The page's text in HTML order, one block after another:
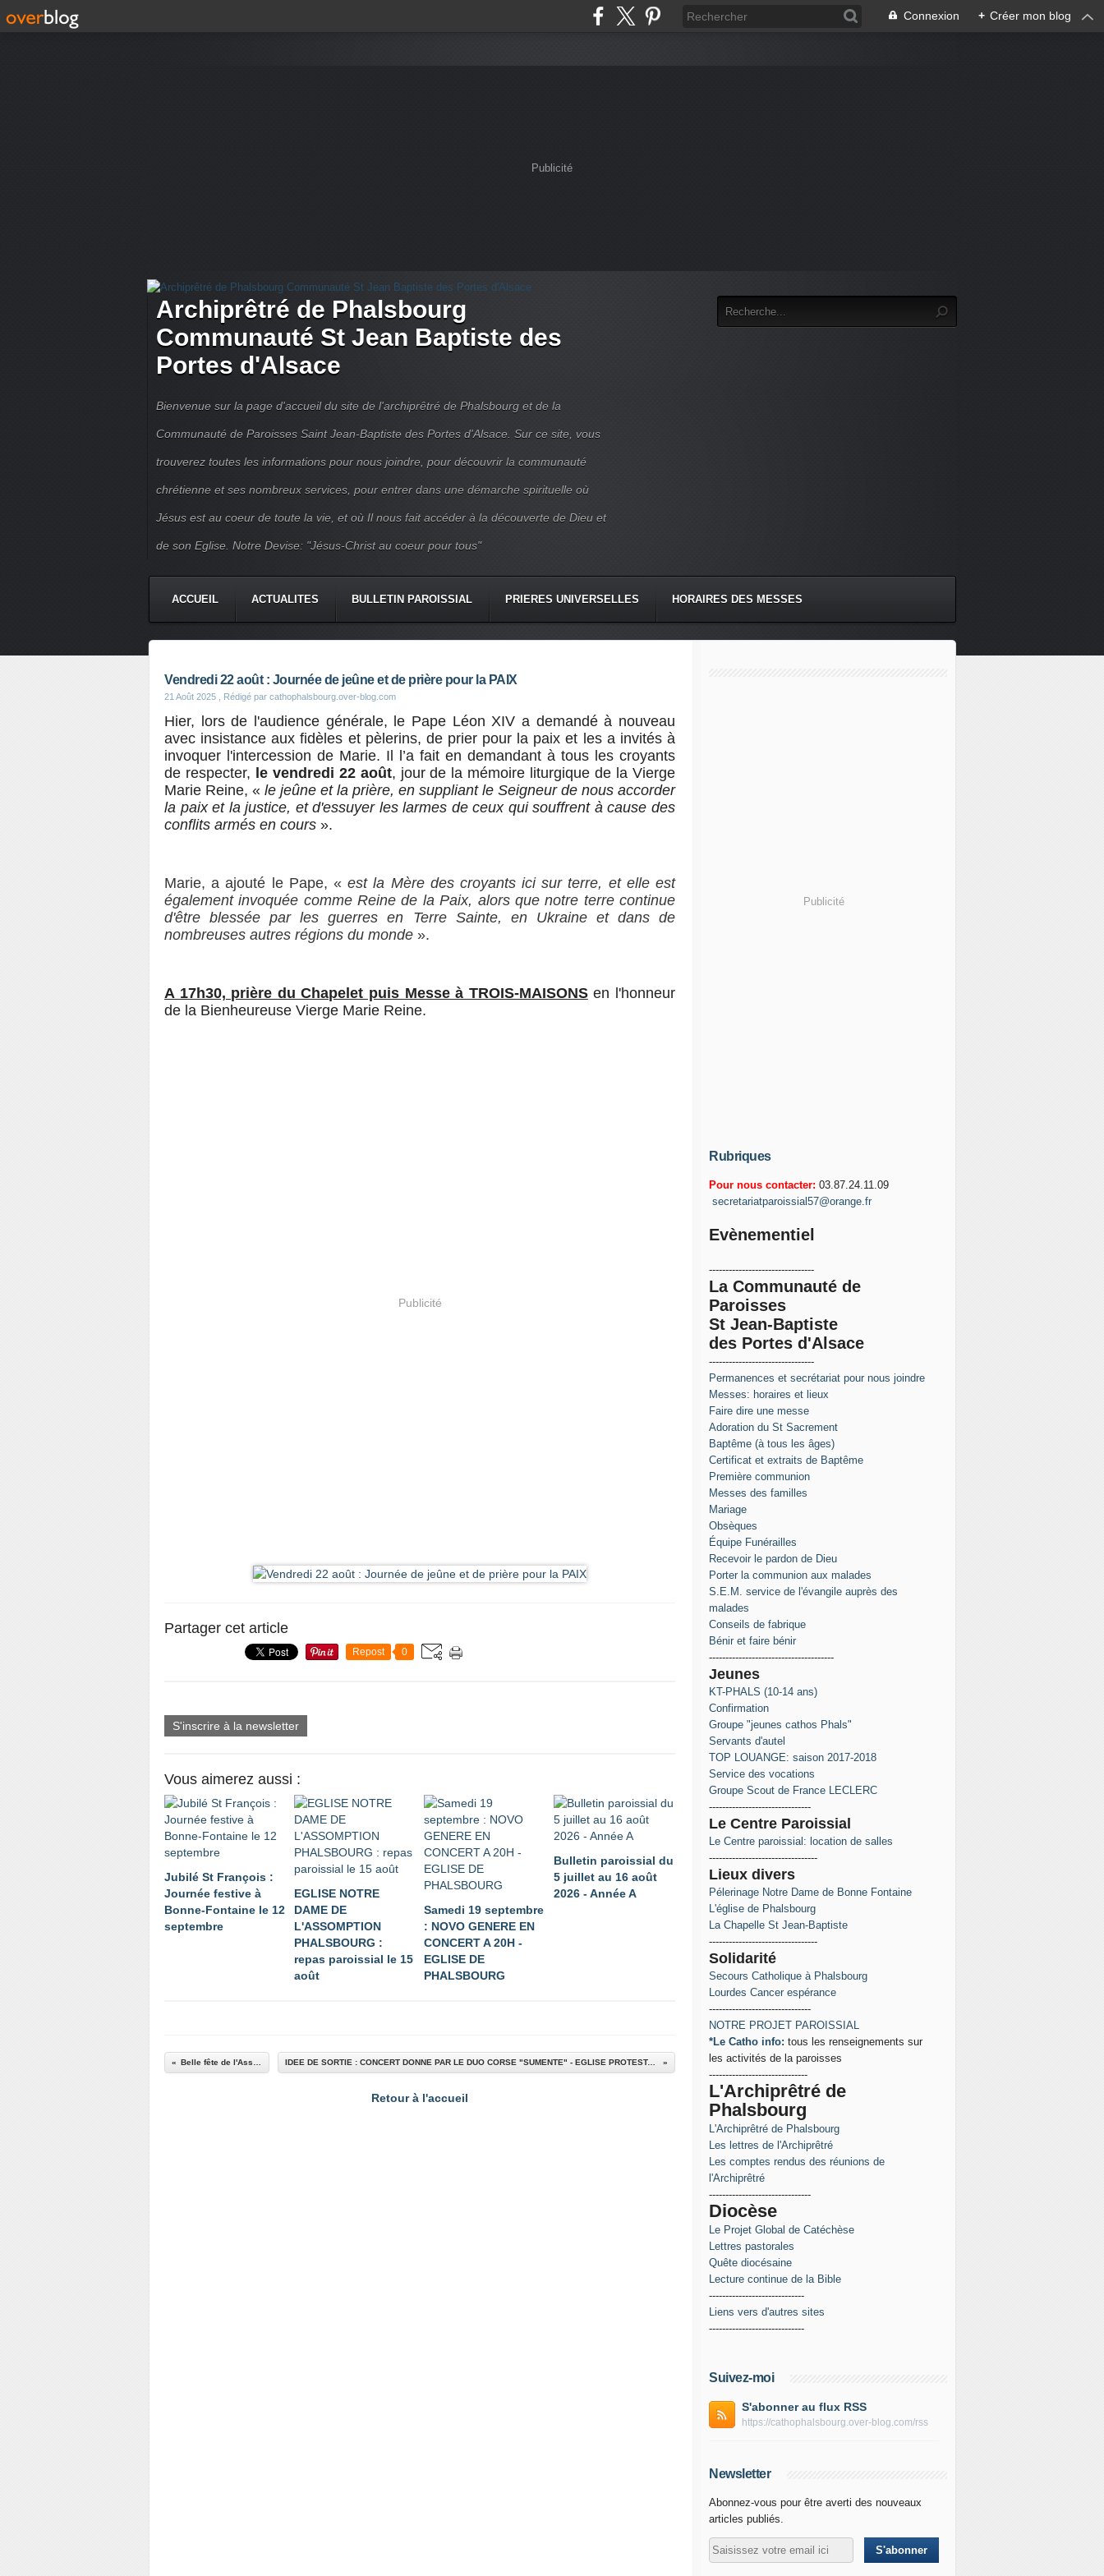
Connexion + Créer mon blog
Publicité
Archiprêtré de Phalsbourg
Communauté St Jean Baptiste des
Portes d'Alsace
Bienvenue sur la page d'accueil du site de l'archiprêtré de Phalsbourg et de la
Communauté de Paroisses Saint Jean-Baptiste des Portes d'Alsace. Sur ce site, vous
trouverez toutes les informations pour nous joindre, pour découvrir la communauté
chrétienne et ses nombreux services, pour entrer dans une démarche spirituelle où
Jésus est au coeur de toute la vie, et où Il nous fait accéder à la découverte de Dieu et
de son Eglise. Notre Devise: "Jésus-Christ au coeur pour tous"
ACCUEIL ACTUALITES BULLETIN PAROISSIAL PRIERES UNIVERSELLES HORAIRES DES MESSES
Vendredi 22 août : Journée de jeûne et de prière pour la PAIX
21 Août 2025 , Rédigé par cathophalsbourg.over-blog.com
Hier, lors de l'audience générale, le Pape Léon XIV a demandé à nouveau
avec insistance aux fidèles et pèlerins, de prier pour la paix et les a invités à
invoquer l'intercession de Marie. Il l’a fait en demandant à tous les croyants
de respecter, le vendredi 22 août, jour de la mémoire liturgique de la Vierge
Marie Reine, « le jeûne et la prière, en suppliant le Seigneur de nous accorder
la paix et la justice, et d'essuyer les larmes de ceux qui souffrent à cause des
conflits armés en cours ».
Marie, a ajouté le Pape, «est la Mère des croyants ici sur terre, et elle est
également invoquée comme Reine de la Paix, alors que notre terre continue
d'être blessée par les guerres en Terre Sainte, en Ukraine et dans de
nombreuses autres régions du monde ».
A 17h30, prière du Chapelet puis Messe à TROIS-MAISONSen l'honneur
de la Bienheureuse Vierge Marie Reine.
Publicité
Partager cet article
Repost 0
S'inscrire à la newsletter
Vous aimerez aussi :
Jubilé St François :
Journée festive à
Bonne-Fontaine le 12
septembre
EGLISE NOTRE
DAME DE
L'ASSOMPTION
PHALSBOURG :
repas paroissial le 15
août
Samedi 19 septembre
: NOVO GENERE EN
CONCERT A 20H -
EGLISE DE
PHALSBOURG
Bulletin paroissial du
5 juillet au 16 août
2026 - Année A
IDEE DE SORTIE : CONCERT DONNE PAR LE DUO CORSE "SUMENTE" - EGLISE PROTESTANTE - 12 septembre à 20h
Retour à l'accueil
Publicité
Rubriques
Pour nous contacter: 03.87.24.11.09
secretariatparoissial57@orange.fr
Evènementiel
--------------------------------
La Communauté de
Paroisses
St Jean-Baptiste
des Portes d'Alsace
--------------------------------
Permanences et secrétariat pour nous joindre
Messes: horaires et lieux
Faire dire une messe
Adoration du St Sacrement
Baptême (à tous les âges)
Certificat et extraits de Baptême
Première communion
Messes des familles
Mariage
Obsèques
Équipe Funérailles
Recevoir le pardon de Dieu
Porter la communion aux malades
S.E.M. service de l'évangile auprès des
malades
Conseils de fabrique
Bénir et faire bénir
--------------------------------------
Jeunes
KT-PHALS (10-14 ans)
Confirmation
Groupe "jeunes cathos Phals"
Servants d'autel
TOP LOUANGE: saison 2017-2018
Service des vocations
Groupe Scout de France LECLERC
-------------------------------
Le Centre Paroissial
Le Centre paroissial: location de salles
---------------------------------
Lieux divers
Pélerinage Notre Dame de Bonne Fontaine
L'église de Phalsbourg
La Chapelle St Jean-Baptiste
---------------------------------
Solidarité
Secours Catholique à Phalsbourg
Lourdes Cancer espérance
-------------------------------
NOTRE PROJET PAROISSIAL
*Le Catho info: tous les renseignements sur
les activités de la paroisses
------------------------------
L'Archiprêtré de
Phalsbourg
L'Archiprêtré de Phalsbourg
Les lettres de l'Archiprêtré
Les comptes rendus des réunions de
l'Archiprêtré
-------------------------------
Diocèse
Le Projet Global de Catéchèse
Lettres pastorales
Quête diocésaine
Lecture continue de la Bible
-----------------------------
Liens vers d'autres sites
-----------------------------
Suivez-moi
S'abonner au flux RSS
https://cathophalsbourg.over-blog.com/rss
Newsletter
Abonnez-vous pour être averti des nouveaux
articles publiés.